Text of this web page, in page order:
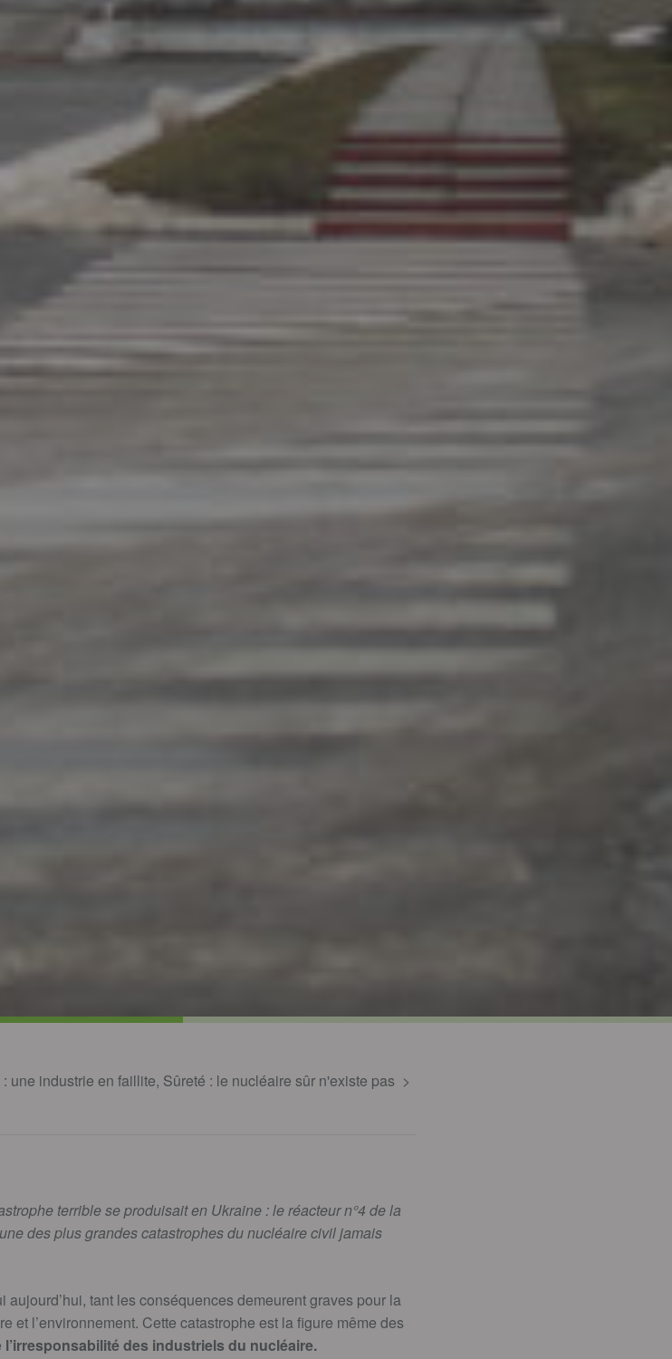
une industrie en faillite, Sûreté : le nucléaire sûr n'existe pas
terrible se produisait en Ukraine : le réacteur n°4 de la
des plus grandes catastrophes du nucléaire civil jamais
tant les conséquences demeurent graves pour la
et l’environnement. Cette catastrophe est la figure même des
l’irresponsabilité des industriels du nucléaire.